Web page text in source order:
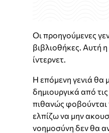
Οι προηγούμενες
βιβλιοθήκες. Αυτή
ίντερνετ.
Η επόμενη γενιά θα
δημιουργικά από
πιθανώς φοβούνται
ελπίζω να μην
νοημοσύνη δεν θα